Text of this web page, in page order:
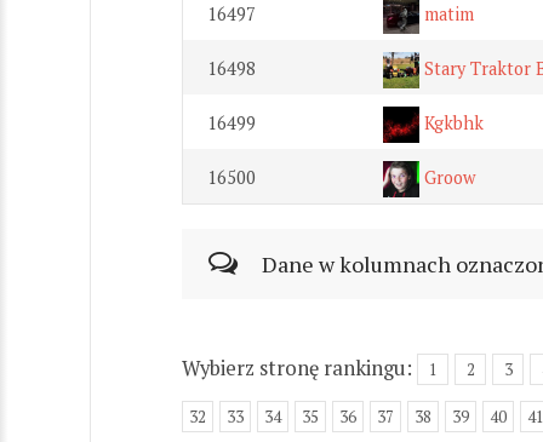
16497 matim
16498 Stary Traktor
16499 Kgkbhk
16500 Groow
Dane w kolumnach
Wybierz stronę rankingu: 1 2 3
32 33 34 35 36 37 38 39 40 41